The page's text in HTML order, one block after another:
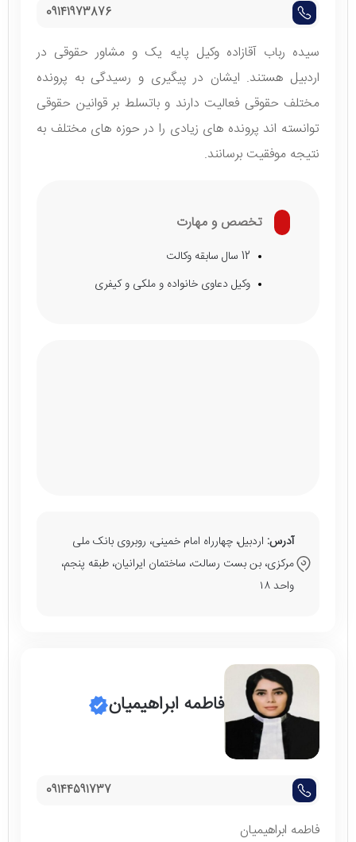
09141973876
سیده رباب آقازاده وکیل پایه یک و مشاور حقوقی در
اردبیل هستند. ایشان در پیگیری و رسیدگی به پرونده
مختلف حقوقی فعالیت دارند و باتسلط بر قوانین حقوقی
توانسته اند پرونده های زیادی را در حوزه های مختلف به
نتیجه موفقیت برسانند.
تخصص و مهارت
12 سال سابقه وکالت
وکیل دعاوی خانواده و ملکی و کیفری
آدرس: اردبیل، چهارراه امام خمینی، روبروی بانک ملی
مرکزی، بن بست رسالت، ساختمان ایرانیان، طبقه پنجم،
واحد ۱۸
فاطمه ابراهیمیان
09144591737
فاطمه ابراهیمیان